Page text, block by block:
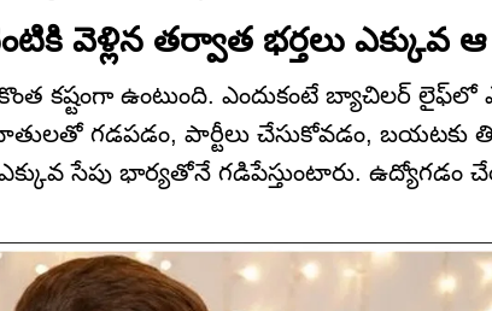
వెళ్లిన తర్వాత భర్తలు ఎక్కువ
కష్టంగా ఉంటుంది. ఎందుకంటే బ్యాచిలర్‌ లైఫ్‌లో
గడపడం, పార్టీలు చేసుకోవడం, బయటకు
సేపు భార్యతోనే గడిపేస్తుంటారు.